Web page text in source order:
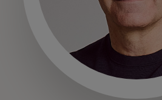
opens in a new tab